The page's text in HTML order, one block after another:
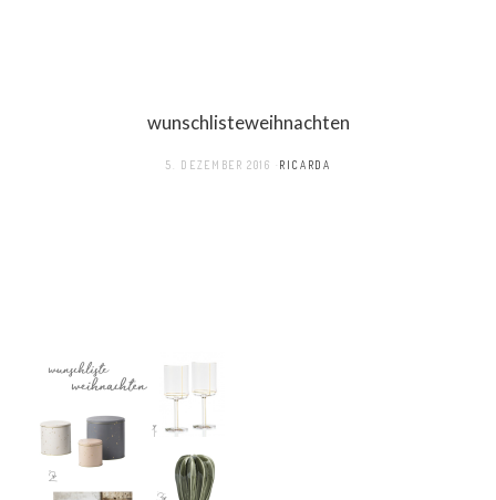
wunschlisteweihnachten
5. DEZEMBER 2016 RICARDA